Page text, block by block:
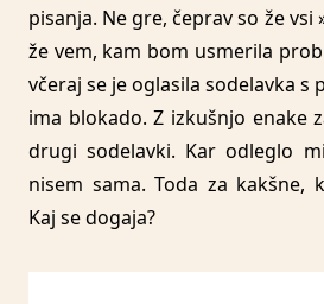
pisanja. Ne gre, čeprav so že vsi
že vem, kam bom usmerila
včeraj se je oglasila sodelavka s
ima blokado. Z izkušnjo enake
drugi sodelavki. Kar odleglo
nisem sama. Toda za kakšne,
Kaj se dogaja?